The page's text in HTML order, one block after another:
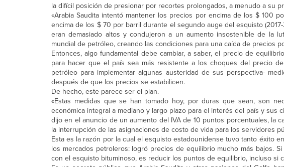
la difícil posición de presionar por recortes prolongados, a menudo a su
«Arabia Saudita intentó mantener los precios por encima de los $ 100
encima de los $ 70 por barril durante el segundo auge del esquisto
eran demasiado altos y condujeron a un aumento insostenible de la
mundial de petróleo, creando las condiciones para una caída de precios
Entonces, algo fundamental debe cambiar, a saber, el precio de
para hacer que el país sea más resistente a los choques del precio
petróleo para implementar algunas austeridad de sus perspectiva-
después de que los precios se estabilicen.
De hecho, este parece ser el plan.
«Estas medidas que se han tomado hoy, por duras que sean, son
económica integral a mediano y largo plazo para el interés del país y sus
dijo en el anuncio de un aumento del IVA de 10 puntos porcentuales,
la interrupción de las asignaciones de costo de vida para los servidores
Esta es la razón por la cual el esquisto estadounidense tuvo tanto éxito
los mercados petroleros: logró precios de equilibrio mucho más bajos.
con el esquisto bituminoso, es reducir los puntos de equilibrio, incluso si